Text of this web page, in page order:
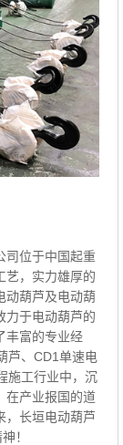
司位于中国起重
艺，实力雄厚的
动葫芦及电动葫
力于电动葫芦的
丰富的专业经
芦、CD1单速电
施工行业中，沉
在产业报国的道
，长垣电动葫芦
！